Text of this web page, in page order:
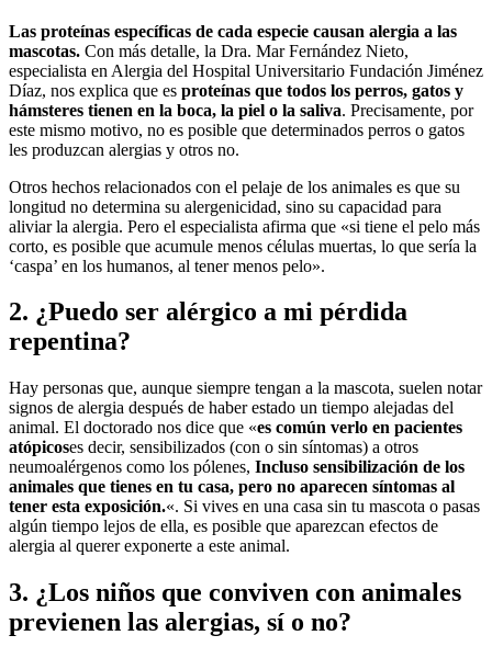
Las proteínas específicas de cada especie causan alergia a las
mascotas. Con más detalle, la Dra. Mar Fernández Nieto,
especialista en Alergia del Hospital Universitario Fundación Jiménez
Díaz, nos explica que es proteínas que todos los perros, gatos y
hámsteres tienen en la boca, la piel o la saliva. Precisamente, por
este mismo motivo, no es posible que determinados perros o gatos
les produzcan alergias y otros no.
Otros hechos relacionados con el pelaje de los animales es que su
longitud no determina su alergenicidad, sino su capacidad para
aliviar la alergia. Pero el especialista afirma que «si tiene el pelo más
corto, es posible que acumule menos células muertas, lo que sería la
‘caspa’ en los humanos, al tener menos pelo».
2. ¿Puedo ser alérgico a mi pérdida
repentina?
Hay personas que, aunque siempre tengan a la mascota, suelen notar
signos de alergia después de haber estado un tiempo alejadas del
animal. El doctorado nos dice que «es común verlo en pacientes
atópicoses decir, sensibilizados (con o sin síntomas) a otros
neumoalérgenos como los pólenes, Incluso sensibilización de los
animales que tienes en tu casa, pero no aparecen síntomas al
tener esta exposición.«. Si vives en una casa sin tu mascota o pasas
algún tiempo lejos de ella, es posible que aparezcan efectos de
alergia al querer exponerte a este animal.
3. ¿Los niños que conviven con animales
previenen las alergias, sí o no?